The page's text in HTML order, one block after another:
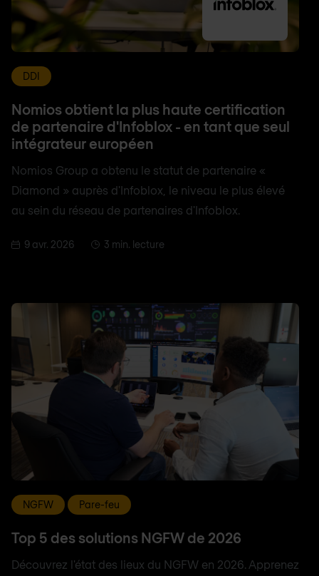
DDI
Nomios obtient la plus haute certification
de partenaire d'Infoblox - en tant que seul
intégrateur européen
Nomios Group a obtenu le statut de partenaire «
Diamond » auprès d'Infoblox, le niveau le plus élevé
au sein du réseau de partenaires d'Infoblox.
9 avr. 2026 3 min. lecture
NGFW Pare-feu
Top 5 des solutions NGFW de 2026
Découvrez l'état des lieux du NGFW en 2026. Apprenez